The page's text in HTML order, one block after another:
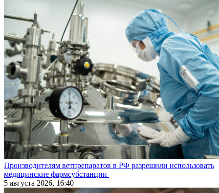
Производителям ветпрепаратов в РФ разрешили использовать
медицинские фармсубстанции
5 августа 2026, 16:40